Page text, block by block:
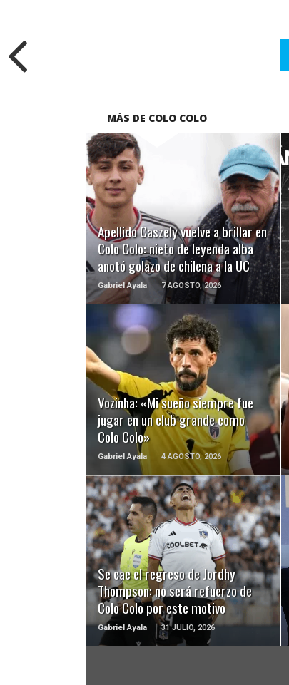
MÁS DE COLO COLO
Apellido Caszely vuelve a brillar en
Colo Colo: nieto de leyenda alba
anotó golazo de chilena a la UC
Gabriel Ayala 7 AGOSTO, 2026
LEER MÁS
Vozinha: «Mi sueño siempre fue
jugar en un club grande como
Colo Colo»
Gabriel Ayala 4 AGOSTO, 2026
LEER MÁS
Se cae el regreso de Jordhy
Thompson: no será refuerzo de
Colo Colo por este motivo
Gabriel Ayala 31 JULIO, 2026
LEER MÁS